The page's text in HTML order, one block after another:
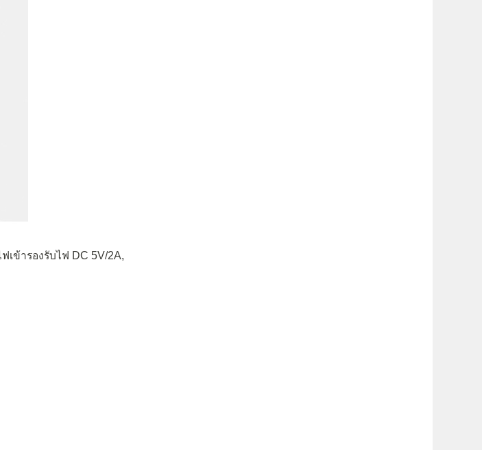
เข้ารองรับไฟ DC 5V/2A,